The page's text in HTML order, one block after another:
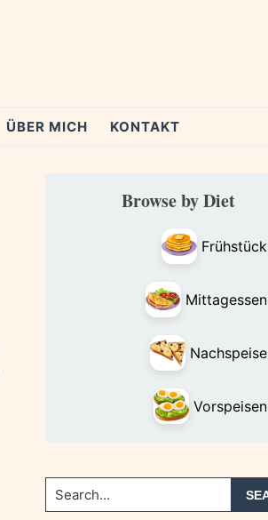
ÜBER MICH KONTAKT
Primary
SidebarBrowse by Diet
Frühstück
Mittagessen
Nachspeise
Vorspeisen
Search...